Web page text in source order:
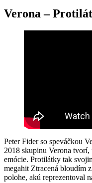
Verona –
Peter Fider so speváčkou
2018 skupinu Verona tvorí,
emócie. Protilátky tak
megahit Ztracená bloudím
polohe, akú reprezentoval